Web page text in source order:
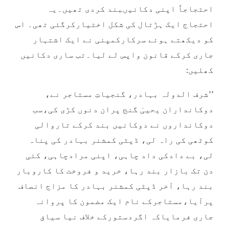
احتجاجاً اپنی دکانیںبند کردی تھیں۔یہ
احتجاج ایک ہڑتال کی شکل اختیارکرگئی تھی۔ اس
کو دیکھتے ہوئے سرکارکمپنی نے ایک اشتہار
جاری کرکے قانون واپس لے لیا۔تب ساری دکانیں
کھلیں:
’’شرف الدولہ بہادر، گنجیاتِ مستاجر نے،
دوکانداران یحییٰ گنج پران دنوں کڑی کی،سب
دوکانداروں نے دوکانیں بند کرکے تاروالی
کوٹھی کی راہ لی، ڈپٹی کمشنر بہادر کی پناہ
لی، بے دادکی داد چاہی، اپنی مرادچاہی، کئی
دن تک بازار بند رہا، خرید و فروخت کا کاروبار
بند رہا، آخر ڈپٹی کمشنر بہادر کا مزاج انصاف
پرآیا،مستاجرکے نام ایک مضمون کا پروانہ
جاری فرمایاکہ اگردستورکے خلاف نیا سیاق